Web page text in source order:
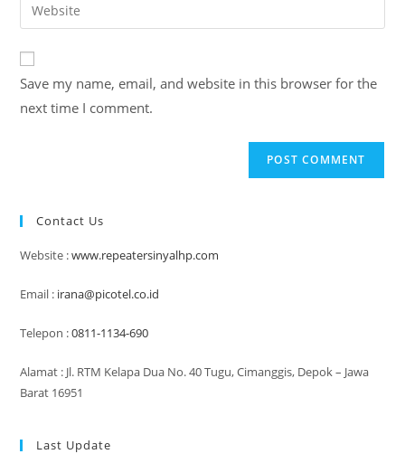
comment
address
comment
your
website
URL
(optional)
Save my name, email, and website in this browser for the
next time I comment.
Contact Us
Website :www.repeatersinyalhp.com
Email : irana@picotel.co.id
Telepon :0811-1134-690
Alamat : Jl. RTM Kelapa Dua No. 40 Tugu, Cimanggis, Depok – Jawa
Barat 16951
Last Update